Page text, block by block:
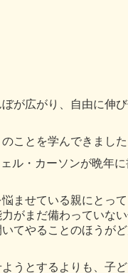
が広がり、自由に伸
ことを学んできました
ル・カーソンが晩年に
ませている親にとっ
がまだ備わっていな
てやることのほうが
うとするよりも、子